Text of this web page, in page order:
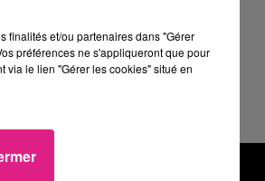
a été
liés au
finalités et/ou partenaires dans "Gérer
préférences ne s'appliqueront que pour
via le lien "Gérer les cookies" situé en